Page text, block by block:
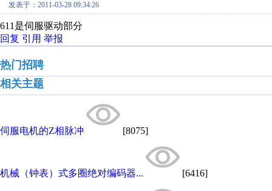
发表于：2011-03-28 09:34:26
611是伺服驱动部分
回复 引用 举报
热门招聘
相关主题
伺服电机的Z相脉冲 [8075]
机械（钟表）式多圈绝对编码器... [6416]